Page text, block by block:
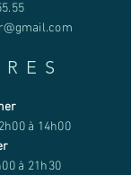
à 14h00
à 21h30